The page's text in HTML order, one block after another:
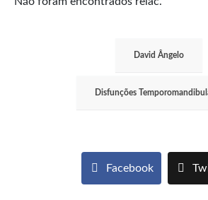
David Ângelo
Disfunções
Facebook